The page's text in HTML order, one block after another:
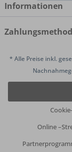
Informationen
* Alle Preise inkl.
Online